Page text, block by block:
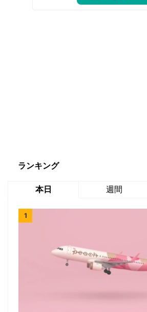
ランキング
本日 週間